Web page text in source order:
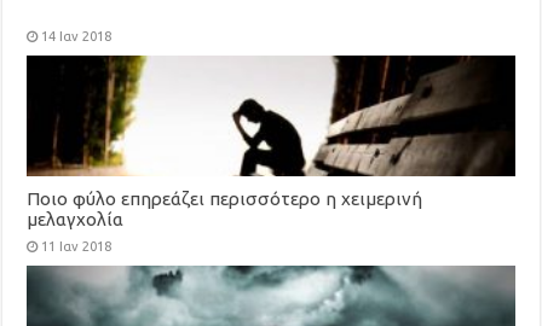
14 Ιαν 2018
Ποιο φύλο επηρεάζει περισσότερο η χειμερινή
μελαγχολία
11 Ιαν 2018